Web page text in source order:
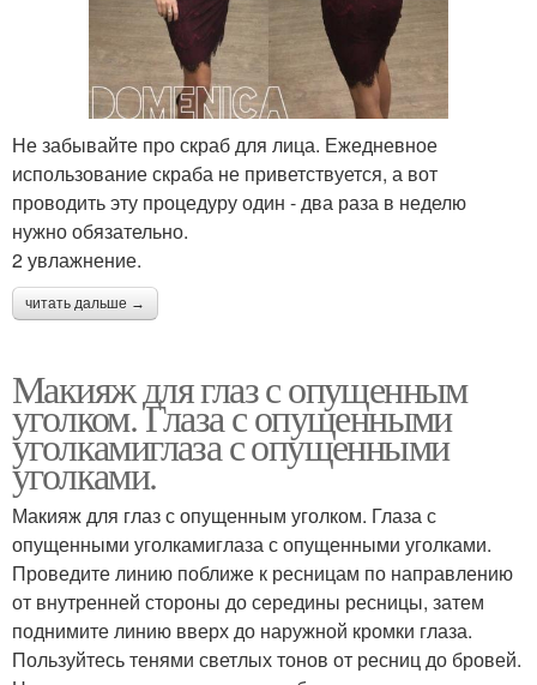
Не забывайте про скраб для лица. Ежедневное
использование скраба не приветствуется, а вот
проводить эту процедуру один - два раза в неделю
нужно обязательно.
2 увлажнение.
читать дальше →
Макияж для глаз с опущенным
уголком. Глаза с опущенными
уголкамиглаза с опущенными
уголками.
Макияж для глаз с опущенным уголком. Глаза с
опущенными уголкамиглаза с опущенными уголками.
Проведите линию поближе к ресницам по направлению
от внутренней стороны до середины ресницы, затем
поднимите линию вверх до наружной кромки глаза.
Пользуйтесь тенями светлых тонов от ресниц до бровей.